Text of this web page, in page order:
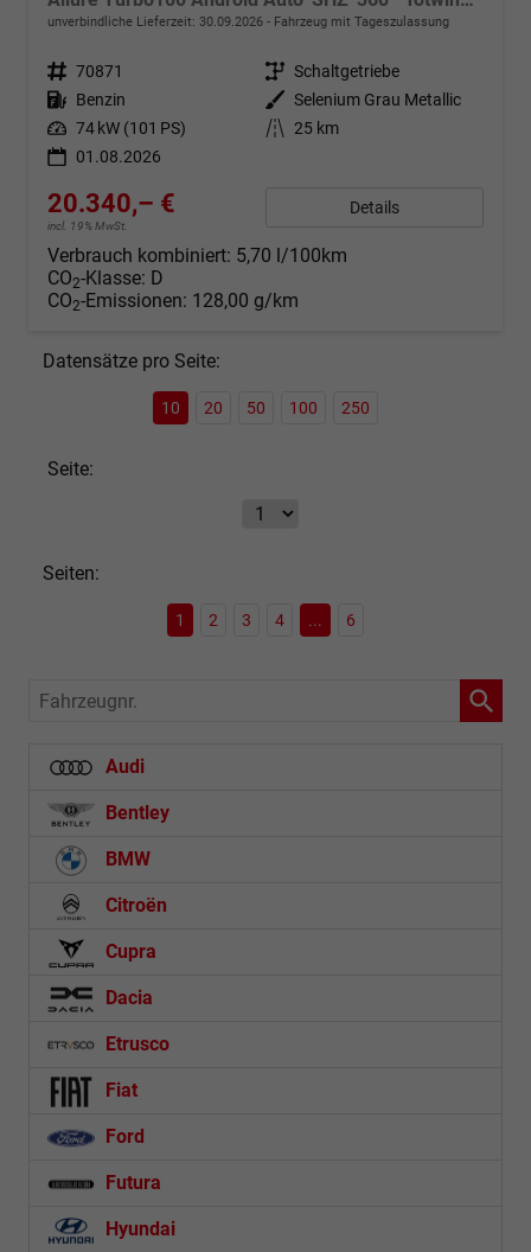
unverbindliche Lieferzeit: 30.09.2026 Fahrzeug mit Tageszulassung
Fahrzeugnr. 70871 Getriebe Schaltgetriebe
Kraftstoff Benzin Außenfarbe Selenium Grau Metallic
Leistung 74 kW (101 PS) Kilometerstand 25 km
01.08.2026
20.340,– €
incl. 19% MwSt.
Details
Verbrauch kombiniert: 5,70 l/100km
CO2-Klasse: D
CO2-Emissionen: 128,00 g/km
Datensätze pro Seite:
10 20 50 100 250
Seite:
Seiten:
1 2 3 4 ... 6
Fahrzeugnr.
Audi
Bentley
BMW
Citroën
Cupra
Dacia
Etrusco
Fiat
Ford
Futura
Hyundai